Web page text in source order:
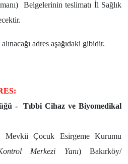
Belgelerinin teslimatı İl Sağlık
adres aşağıdaki gibidir.
- Tıbbi Cihaz ve Biyomedikal
Çocuk Esirgeme Kurumu
Merkezi Yanı) Bakırköy/